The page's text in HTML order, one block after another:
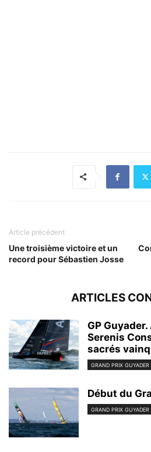
Article précédent
Une troisième victoire et un
record pour Sébastien Josse
ARTICLES
GP Guyader.
Serenis
sacrés
GRAND PRIX GUYADER
Début du
GRAND PRIX GUYADER